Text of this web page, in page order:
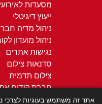
מסעדות
ייעוץ דיגיטלי
ניהול מדיה
ניהול מועדון
נגישות אתרים
סדנאות צילום
צילום תדמית
חברת קידום
קידום ממומן
אתר זה משתמש בעוגיות לצרכי